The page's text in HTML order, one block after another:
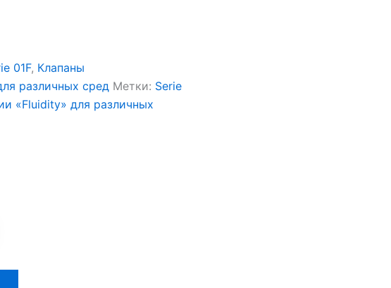
01F, Клапаны
различных сред Метки: Serie
«Fluidity» для различных